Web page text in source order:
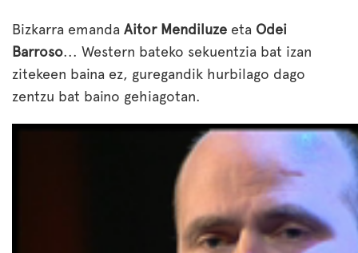
Bizkarra emanda Aitor Mendiluze eta Odei
Barroso... Western bateko sekuentzia bat izan
zitekeen baina ez, guregandik hurbilago dago
zentzu bat baino gehiagotan.